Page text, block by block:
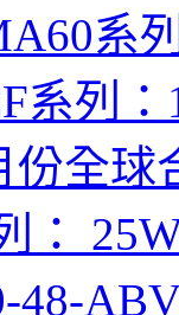
系
系列：
份全球
：
48-